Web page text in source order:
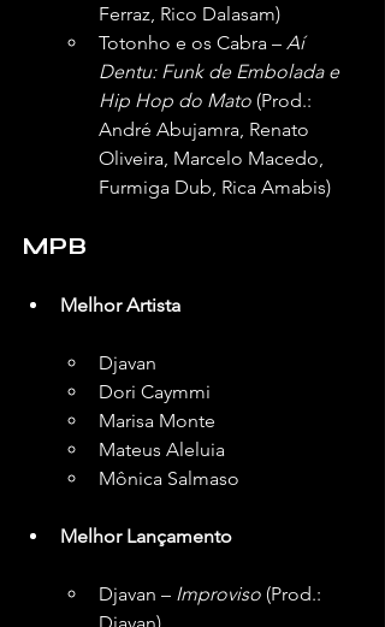
Ferraz, Rico Dalasam)
Totonho e os Cabra – Aí
Dentu: Funk de Embolada e
Hip Hop do Mato (Prod.:
André Abujamra, Renato
Oliveira, Marcelo Macedo,
Furmiga Dub, Rica Amabis)
MPB
Melhor Artista
Djavan
Dori Caymmi
Marisa Monte
Mateus Aleluia
Mônica Salmaso
Melhor Lançamento
Djavan – Improviso (Prod.: